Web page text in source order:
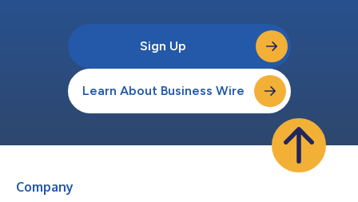
Sign Up
Learn About Business Wire
Company